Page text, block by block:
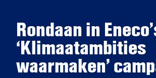
Rondaan in
‘Klimaatambities
waarmaken’